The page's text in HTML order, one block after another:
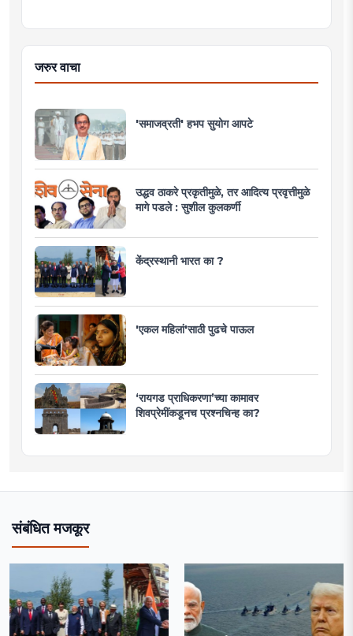
जरुर वाचा
'समाजव्रती' हभप सुयोग आपटे
उद्धव ठाकरे प्रकृतीमुळे, तर आदित्य प्रवृत्तीमुळे
मागे पडले : सुशील कुलकर्णी
केंद्रस्थानी भारत का ?
'एकल महिलां'साठी पुढचे पाऊल
‘रायगड प्राधिकरणा’च्या कामावर
शिवप्रेमींकडूनच प्रश्नचिन्ह का?
संबंधित मजकूर